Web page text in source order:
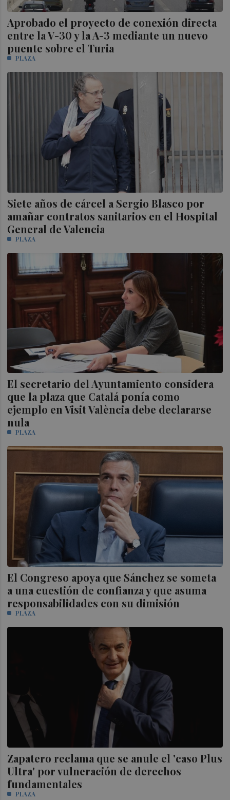
Aprobado el proyecto de conexión directa
entre la V-30 y la A-3 mediante un nuevo
puente sobre el Turia
PLAZA
Siete años de cárcel a Sergio Blasco por
amañar contratos sanitarios en el Hospital
General de Valencia
PLAZA
El secretario del Ayuntamiento considera
que la plaza que Catalá ponía como
ejemplo en Visit València debe declararse
nula
PLAZA
El Congreso apoya que Sánchez se someta
a una cuestión de confianza y que asuma
responsabilidades con su dimisión
PLAZA
Zapatero reclama que se anule el 'caso Plus
Ultra' por vulneración de derechos
fundamentales
PLAZA